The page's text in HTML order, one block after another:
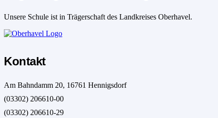
Unsere Schule ist in Trägerschaft des Landkreises Oberhavel.
Kontakt
Am Bahndamm 20, 16761 Hennigsdorf
(03302) 206610-00
(03302) 206610-29